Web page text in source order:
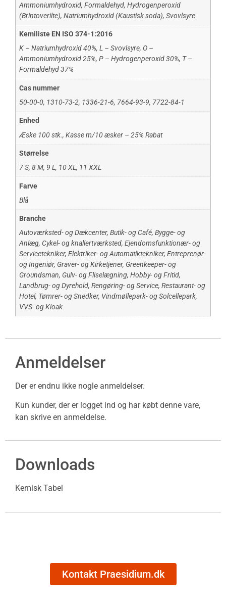
Ammoniumhydroxid,Formaldehyd,Hydrogenperoxid
(Brintoverilte),Natriumhydroxid (Kaustisk soda),Svovlsyre
Kemiliste EN ISO 374-1:2016
K – Natriumhydroxid 40%,L – Svovlsyre, O –
Ammoniumhydroxid 25%,P – Hydrogenperoxid 30%, T –
Formaldehyd 37%
Cas nummer
50-00-0, 1310-73-2, 1336-21-6, 7664-93-9, 7722-84-1
Enhed
Æske 100 stk.,Kasse m/10 æsker – 25% Rabat
Størrelse
7 S,8 M, 9 L, 10 XL, 11 XXL
Farve
Blå
Branche
Autoværksted- og Dækcenter,Butik- og Café,Bygge- og
Anlæg, Cykel- og knallertværksted,Ejendomsfunktionær- og
Servicetekniker,Elektriker- og Automatiktekniker,Entreprenør-
og Ingeniør, Graver- og Kirketjener, Greenkeeper- og
Groundsman, Gulv- og Fliselægning,Hobby- og Fritid,
Landbrug- og Dyrehold,Rengøring- og Service,Restaurant- og
Hotel, Tømrer- og Snedker, Vindmøllepark- og Solcellepark,
VVS- og Kloak
Anmeldelser
Der er endnu ikke nogle anmeldelser.
Kun kunder, der er logget ind og har købt denne vare,
kan skrive en anmeldelse.
Downloads
Kemisk Tabel
Kontakt Praesidium.dk